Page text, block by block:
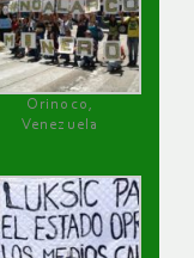
Orinoco,
Venezuela